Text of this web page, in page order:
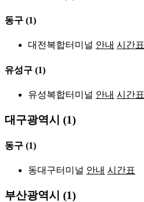
동구 (1)
대전복합터미널 안내 시간표
유성구 (1)
유성복합터미널 안내 시간표
대구광역시 (1)
동구 (1)
동대구터미널 안내 시간표
부산광역시 (1)